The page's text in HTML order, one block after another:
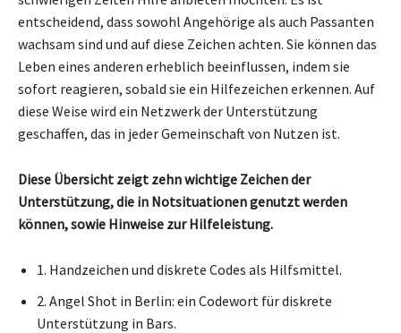
entscheidend, dass sowohl Angehörige als auch Passanten
wachsam sind und auf diese Zeichen achten. Sie können das
Leben eines anderen erheblich beeinflussen, indem sie
sofort reagieren, sobald sie ein Hilfezeichen erkennen. Auf
diese Weise wird ein Netzwerk der Unterstützung
geschaffen, das in jeder Gemeinschaft von Nutzen ist.
Diese Übersicht zeigt zehn wichtige Zeichen der
Unterstützung, die in Notsituationen genutzt werden
können, sowie Hinweise zur Hilfeleistung.
1. Handzeichen und diskrete Codes als Hilfsmittel.
2. Angel Shot in Berlin: ein Codewort für diskrete
Unterstützung in Bars.